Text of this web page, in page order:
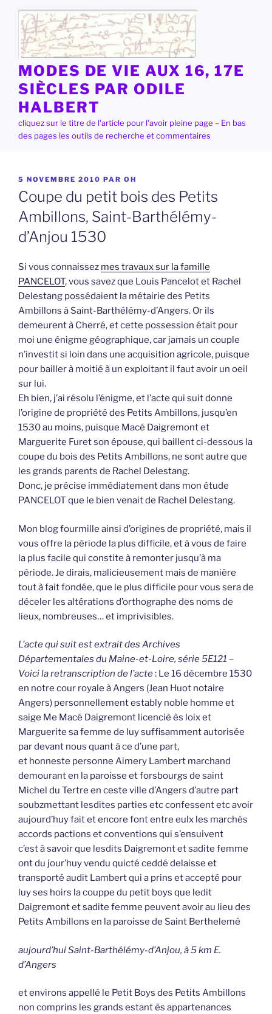
contenu
principal
MODES DE VIE AUX 16, 17E
SIÈCLES PAR ODILE
HALBERT
cliquez sur le titre de l'article pour l'avoir pleine page – En bas
des pages les outils de recherche et commentaires
PUBLIÉ
LE
5 NOVEMBRE 2010 PAR OH
Coupe du petit bois des Petits
Ambillons, Saint-Barthélémy-
d’Anjou 1530
Si vous connaissez mes travaux sur la famille
PANCELOT, vous savez que Louis Pancelot et Rachel
Delestang possédaient la métairie des Petits
Ambillons à Saint-Barthélémy-d’Angers. Or ils
demeurent à Cherré, et cette possession était pour
moi une énigme géographique, car jamais un couple
n’investit si loin dans une acquisition agricole, puisque
pour bailler à moitié à un exploitant il faut avoir un oeil
sur lui.
Eh bien, j’ai résolu l’énigme, et l’acte qui suit donne
l’origine de propriété des Petits Ambillons, jusqu’en
1530 au moins, puisque Macé Daigremont et
Marguerite Furet son épouse, qui baillent ci-dessous la
coupe du bois des Petits Ambillons, ne sont autre que
les grands parents de Rachel Delestang.
Donc, je précise immédiatement dans mon étude
PANCELOT que le bien venait de Rachel Delestang.
Mon blog fourmille ainsi d’origines de propriété, mais il
vous offre la période la plus difficile, et à vous de faire
la plus facile qui constite à remonter jusqu’à ma
période. Je dirais, malicieusement mais de manière
tout à fait fondée, que le plus difficile pour vous sera de
déceler les altérations d’orthographe des noms de
lieux, nombreuses… et imprivisibles.
L’acte qui suit est extrait des Archives
Départementales du Maine-et-Loire, série 5E121 –
Voici la retranscription de l’acte: Le 16 décembre 1530
en notre cour royale à Angers (Jean Huot notaire
Angers) personnellement estably noble homme et
saige Me Macé Daigremont licenciè ès loix et
Marguerite sa femme de luy suffisamment autorisée
par devant nous quant à ce d’une part,
et honneste personne Aimery Lambert marchand
demourant en la paroisse et forsbourgs de saint
Michel du Tertre en ceste ville d’Angers d’autre part
soubzmettant lesdites parties etc confessent etc avoir
aujourd’huy fait et encore font entre eulx les marchés
accords pactions et conventions qui s’ensuivent
c’est à savoir que lesdits Daigremont et sadite femme
ont du jour’huy vendu quicté ceddé delaisse et
transporté audit Lambert qui a prins et accepté pour
luy ses hoirs la couppe du petit boys que ledit
Daigremont et sadite femme peuvent avoir au lieu des
Petits Ambillons en la paroisse de Saint Berthelemé
aujourd’hui Saint-Barthélémy-d’Anjou, à 5 km E.
d’Angers
et environs appellé le Petit Boys des Petits Ambillons
non comprins les grands estant ès appartenances